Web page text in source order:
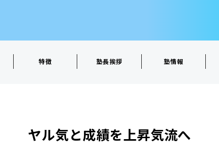
特徴 塾長挨拶 塾情報
ヤル気と成績を上昇気流へ